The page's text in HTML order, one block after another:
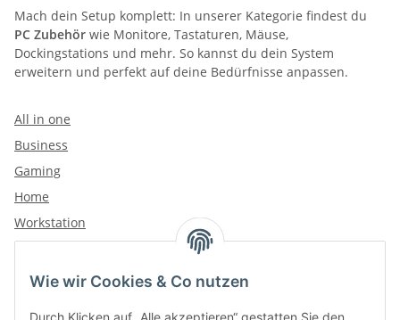
Wie wir Cookies & Co nutzen
Mach dein Setup komplett: In unserer Kategorie findest du
PC Zubehör wie Monitore, Tastaturen, Mäuse,
Dockingstations und mehr. So kannst du dein System
erweitern und perfekt auf deine Bedürfnisse anpassen.
All in one
Business
Gaming
Home
Workstation
Kategorien